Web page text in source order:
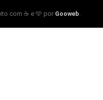
com ☕ e 🩵 por Gooweb